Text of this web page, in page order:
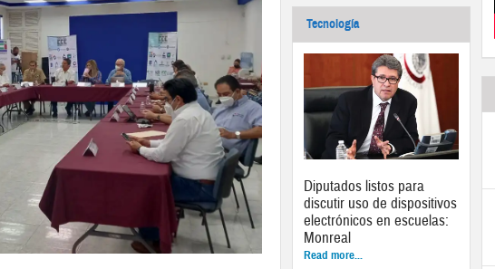
Tecnología
Diputados listos para
discutir uso de dispositivos
electrónicos en escuelas:
Monreal
Read more...